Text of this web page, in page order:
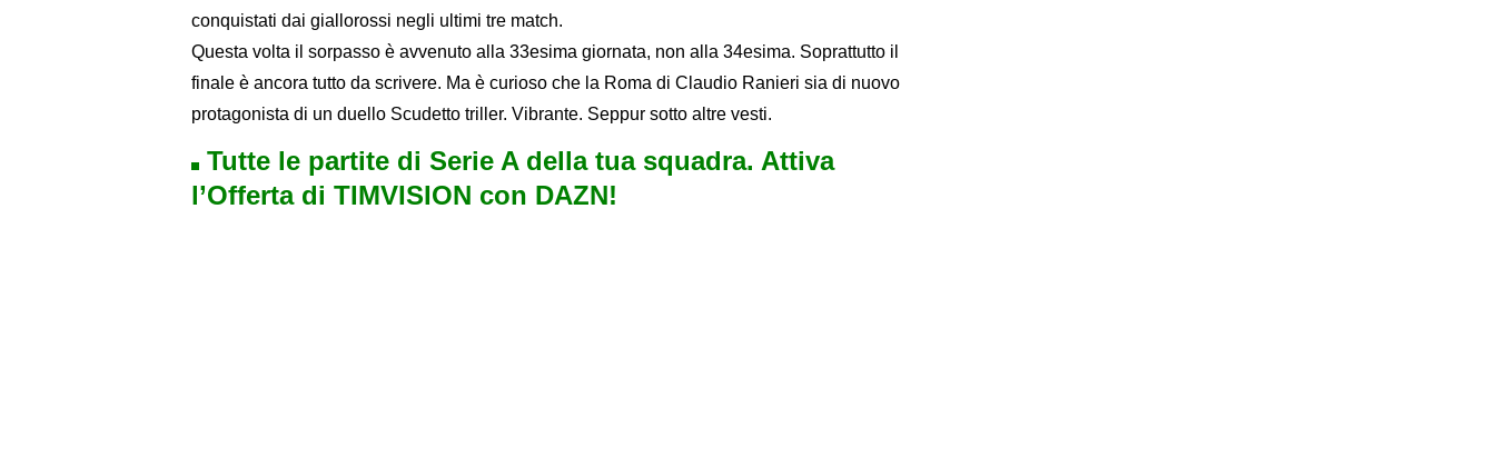
conquistati dai giallorossi negli ultimi tre match.
Questa volta il sorpasso è avvenuto alla 33esima giornata, non alla 34esima. Soprattutto il
finale è ancora tutto da scrivere. Ma è curioso che la Roma di Claudio Ranieri sia di nuovo
protagonista di un duello Scudetto triller. Vibrante. Seppur sotto altre vesti.
Tutte le partite di Serie A della tua squadra. Attiva
l’Offerta di TIMVISION con DAZN!